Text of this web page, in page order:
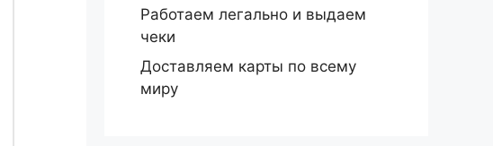
Работаем легально и выдаем
чеки
Доставляем карты по всему
миру